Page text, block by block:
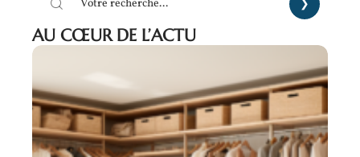
AU CŒUR DE L’ACTU